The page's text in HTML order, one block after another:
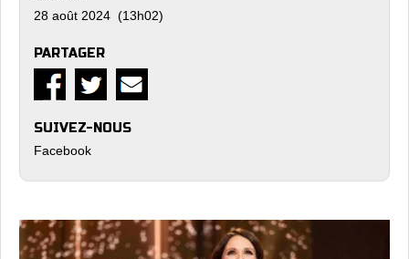
28 août 2024 (13h02)
PARTAGER
SUIVEZ-NOUS
Facebook